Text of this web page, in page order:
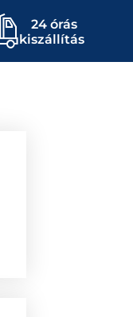
24 órás
kiszállítás